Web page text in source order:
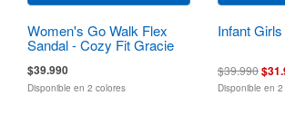
Women's Go Walk Flex
Sandal - Cozy Fit Gracie
$39.990
Disponible en 2 colores
Infant
$39.990
Disponible en